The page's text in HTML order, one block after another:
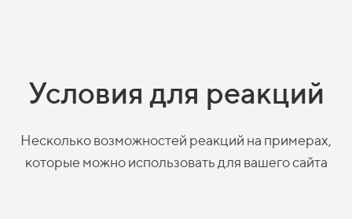
Условия для реакций
Несколько возможностей реакций на примерах,
которые можно использовать для вашего сайта